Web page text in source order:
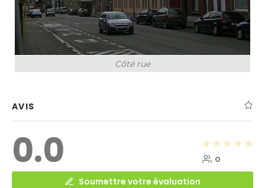
Côté rue
AVIS
0.0 0
Soumettre votre évaluation